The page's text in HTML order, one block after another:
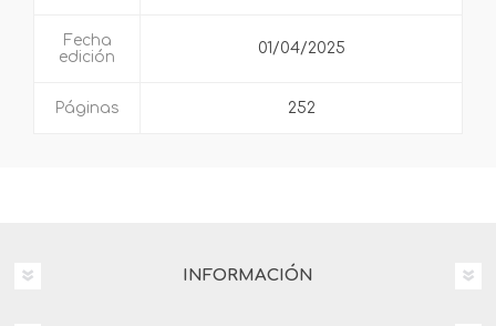
Fecha
edición
01/04/2025
Páginas 252
INFORMACIÓN